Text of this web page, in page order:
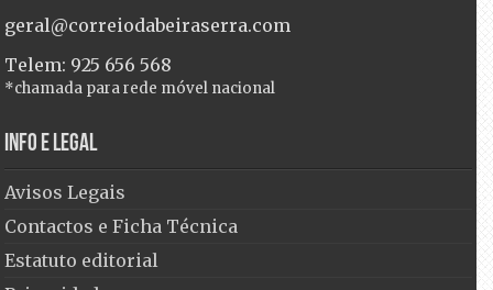
geral@correiodabeiraserra.com
Telem: 925 656 568
*chamada para rede móvel nacional
Info e Legal
Avisos Legais
Contactos e Ficha Técnica
Estatuto editorial